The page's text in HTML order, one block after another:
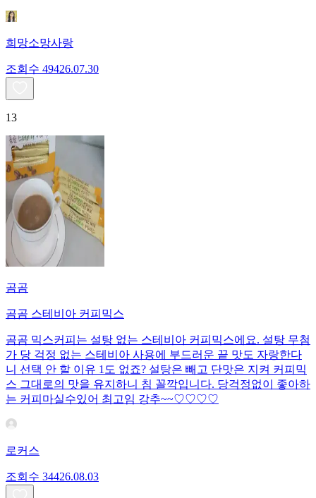
희망소망사랑
조회수 49426.07.30
13
곰곰
곰곰 스테비아 커피믹스
곰곰 믹스커피는 설탕 없는 스테비아 커피믹스에요. 설탕 무첨
가 당 걱정 없는 스테비아 사용에 부드러운 끝 맛도 자랑한다
니 선택 안 할 이유 1도 없죠? 설탕은 빼고 단맛은 지켜 커피믹
스 그대로의 맛을 유지하니 침 꼴깍입니다. 당걱정없이 좋아하
는 커피마실수있어 최고임 강추~~♡♡♡♡
로커스
조회수 34426.08.03